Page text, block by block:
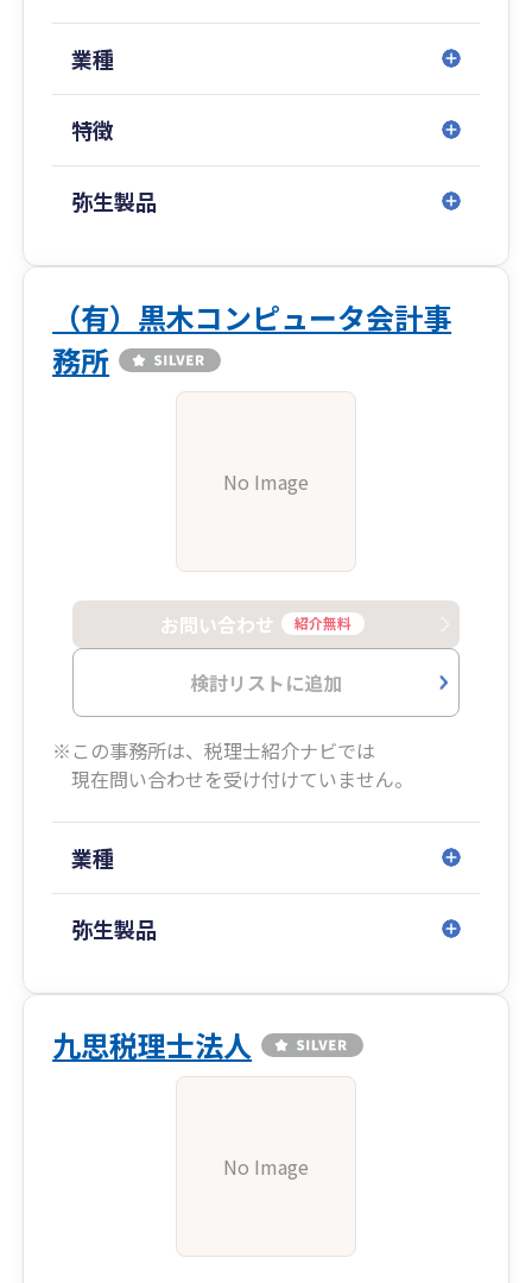
業種
特徴
弥生製品
（有）黒木コンピュータ会計事
務所
No Image
お問い合わせ 紹介無料
検討リストに追加
※この事務所は、税理士紹介ナビでは
現在問い合わせを受け付けていません。
業種
弥生製品
九思税理士法人
No Image